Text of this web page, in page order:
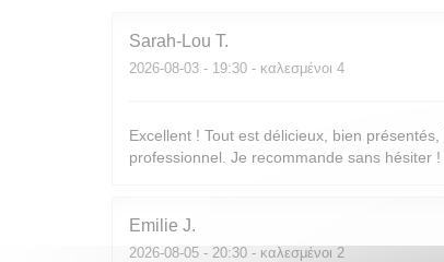
Sarah-Lou T
2026-08-03 - 19:30 - καλεσμένοι 4
Excellent ! Tout est délicieux, bien
professionnel. Je recommande sans hésiter !
Emilie J
2026-08-05 - 20:30 - καλεσμένοι 2